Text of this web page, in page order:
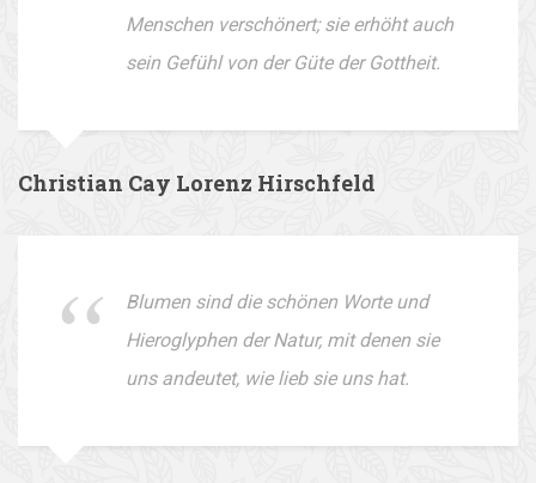
Menschen verschönert; sie erhöht auch
sein Gefühl von der Güte der Gottheit.
Christian Cay Lorenz Hirschfeld
Blumen sind die schönen Worte und
Hieroglyphen der Natur, mit denen sie
uns andeutet, wie lieb sie uns hat.